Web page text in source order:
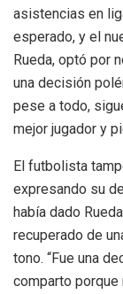
asistencias en
esperado, y el
Rueda, optó por
una decisión
pese a todo,
mejor jugador y
El futbolista
expresando su
había dado
recuperado de
tono. “Fue una
comparto